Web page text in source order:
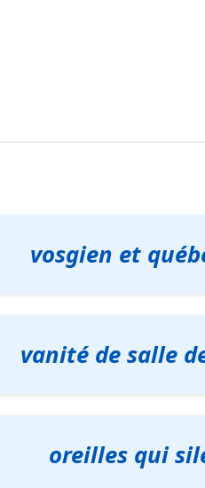
vosgien et
vanité de salle
oreilles qui